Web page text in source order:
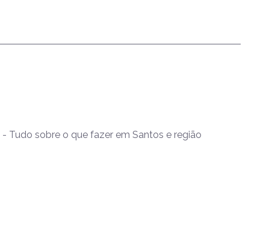
- Tudo sobre o que fazer em Santos e região